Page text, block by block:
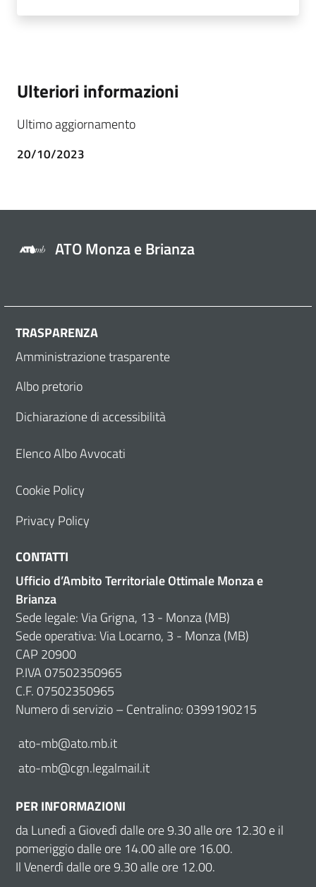
Ulteriori informazioni
Ultimo aggiornamento
20/10/2023
ATO Monza e Brianza
TRASPARENZA
Amministrazione trasparente
Albo pretorio
Dichiarazione di accessibilità
Elenco Albo Avvocati
Cookie Policy
Privacy Policy
CONTATTI
Ufficio d’Ambito Territoriale Ottimale Monza e
Brianza
Sede legale: Via Grigna, 13 - Monza (MB)
Sede operativa: Via Locarno, 3 - Monza (MB)
CAP 20900
P.IVA 07502350965
C.F. 07502350965
Numero di servizio – Centralino: 0399190215
ato-mb@ato.mb.it
ato-mb@cgn.legalmail.it
PER INFORMAZIONI
da Lunedì a Giovedì dalle ore 9.30 alle ore 12.30 e il
pomeriggio dalle ore 14.00 alle ore 16.00.
Il Venerdì dalle ore 9.30 alle ore 12.00.